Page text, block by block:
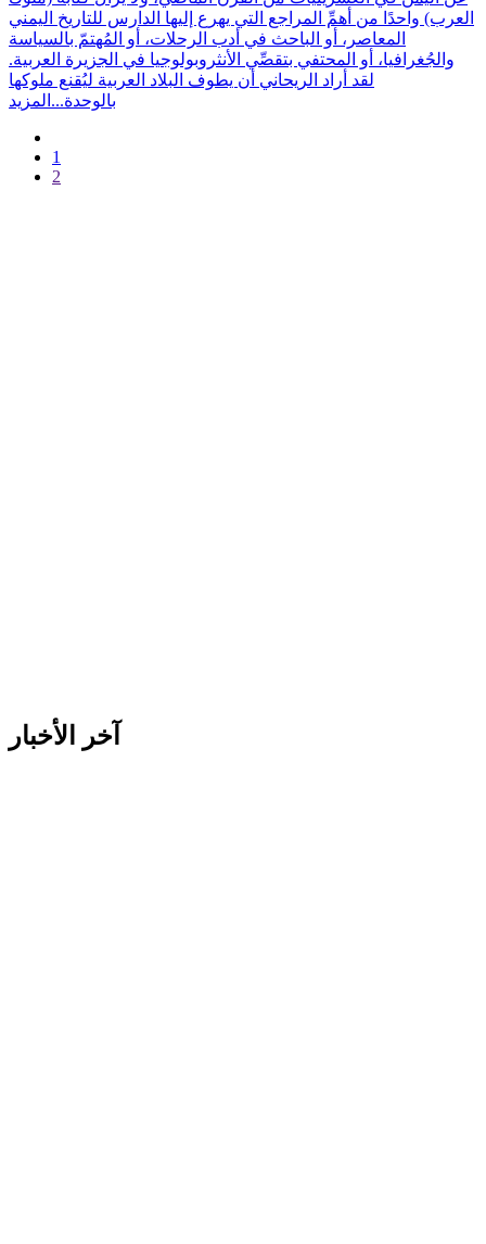
العرب) واحدًا من أهمِّ المراجع التي يهرع إليها الدارس للتاريخ اليمني
المعاصر، أو الباحث في أدب الرحلات، أو المُهتمّ بالسياسة
والجُغرافيا، أو المحتفي بتقصِّي الأنثروبولوجيا في الجزيرة العربية.
لقد أراد الريحاني أن يطوف البلاد العربية ليُقنع ملوكها
بالوحدة... المزيد
1
2
آخر الأخبار